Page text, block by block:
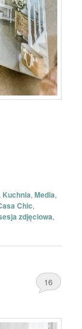
Kuchnia,Media,
Chic,
zdjęciowa,
16